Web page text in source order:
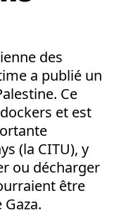
des
a publié un
Ce
et est
(la CITU), y
ou décharger
être